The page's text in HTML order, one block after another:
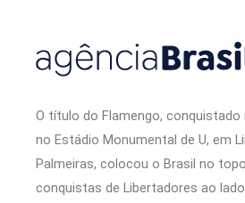
O título do Flamengo, conquistado
no Estádio Monumental de U, em
Palmeiras, colocou o Brasil no
conquistas de Libertadores ao